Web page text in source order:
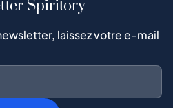
Spiritory
laissez votre e-mail